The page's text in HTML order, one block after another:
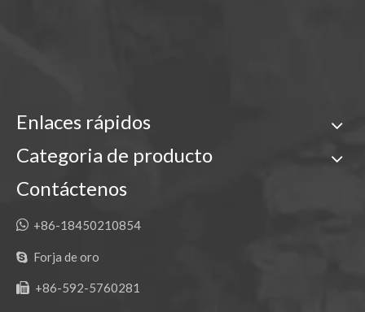
Enlaces rápidos
Categoria de producto
Contáctenos
 +86-18450210854
 Forja de oro
 +86-592-5760281